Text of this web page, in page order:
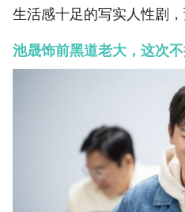
生活感十足的写实人性剧，
池晟饰前黑道老大，这次